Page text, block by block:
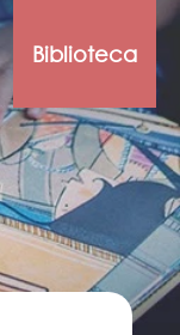
Biblioteca